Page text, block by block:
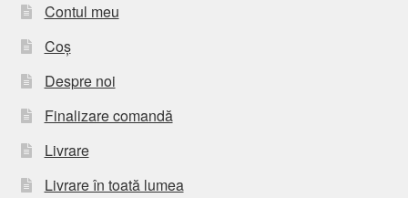
Contul meu
Coș
Despre noi
Finalizare comandă
Livrare
Livrare în toată lumea